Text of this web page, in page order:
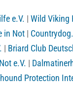
e.V. | Wild Viking
in Not |
| Briard Club
e.V. |
Protection